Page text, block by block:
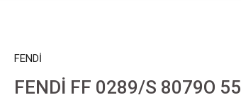
FENDİ
FENDİ FF 0289/S 8079O 55